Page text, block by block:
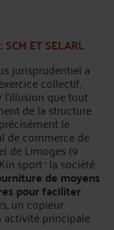
SCM ET SELARL
jurisprudentiel a
collectif,
que tout
de la structure
le
de commerce de
de Limoges (9
sport : la société
de moyens
pour faciliter
un copieur
principale.